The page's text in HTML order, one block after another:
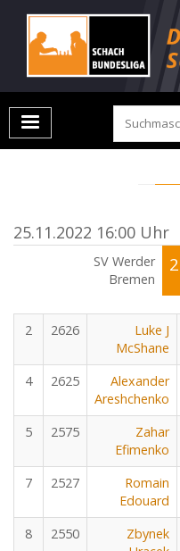
25.11.2022 16:00 Uhr
SV Werder
Bremen
2
2 2626
Luke J
McShane
4 2625
Alexander
Areshchenko
5 2575
Zahar
Efimenko
7 2527
Romain
Edouard
8 2550
Zbynek